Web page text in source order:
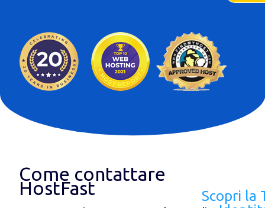
Come contattare
HostFast
Scopri la